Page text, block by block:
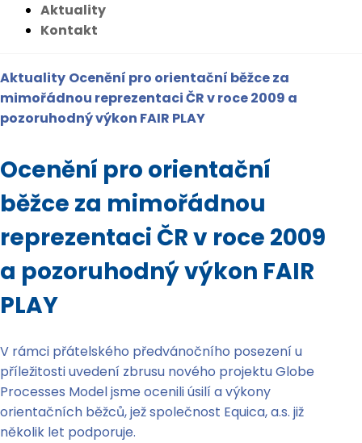
Aktuality
Kontakt
Aktuality Ocenění pro orientační běžce za
mimořádnou reprezentaci ČR v roce 2009 a
pozoruhodný výkon FAIR PLAY
Ocenění pro orientační
běžce za mimořádnou
reprezentaci ČR v roce 2009
a pozoruhodný výkon FAIR
PLAY
V rámci přátelského předvánočního posezení u
příležitosti uvedení zbrusu nového projektu Globe
Processes Model jsme ocenili úsilí a výkony
orientačních běžců, jež společnost Equica, a.s. již
několik let podporuje.